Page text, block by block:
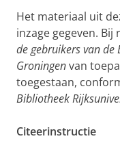
Het materiaal uit
inzage gegeven.
de gebruikers van
Groningenvan
toegestaan,
Bibliotheek
Citeerinstructie